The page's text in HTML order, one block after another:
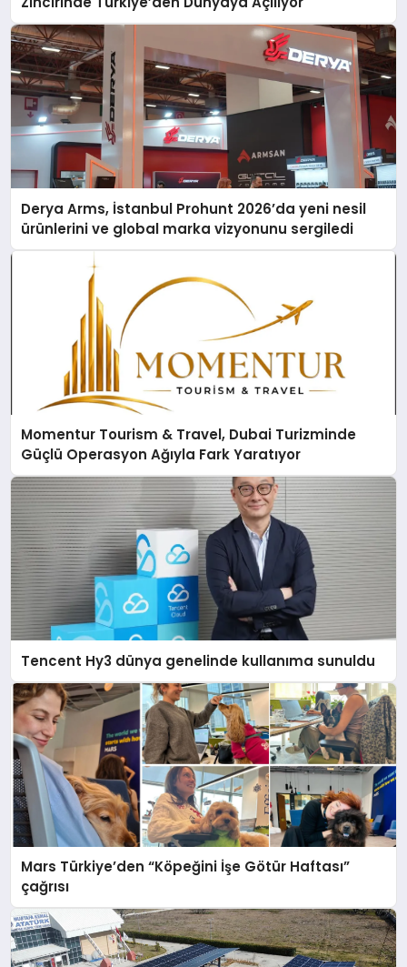
Derya Arms, İstanbul Prohunt 2026’da yeni nesil
ürünlerini ve global marka vizyonunu sergiledi
Momentur Tourism & Travel, Dubai Turizminde
Güçlü Operasyon Ağıyla Fark Yaratıyor
Tencent Hy3 dünya genelinde kullanıma sunuldu
Mars Türkiye’den “Köpeğini İşe Götür Haftası”
çağrısı